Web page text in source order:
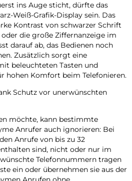
ins Auge sticht, dürfte das
Weiß-Grafik-Display sein. Das
Kontrast von schwarzer Schrift
die große Ziffernanzeige im
darauf ab, das Bedienen noch
Zusätzlich sorgt eine
beleuchteten Tasten und
hohen Komfort beim Telefonieren.
Schutz vor unerwünschten
möchte, kann bestimmte
Anrufer auch ignorieren: Bei
Anrufe von bis zu 32
sind, nicht oder nur im
Telefonnummern tragen
ein oder übernehmen sie aus der